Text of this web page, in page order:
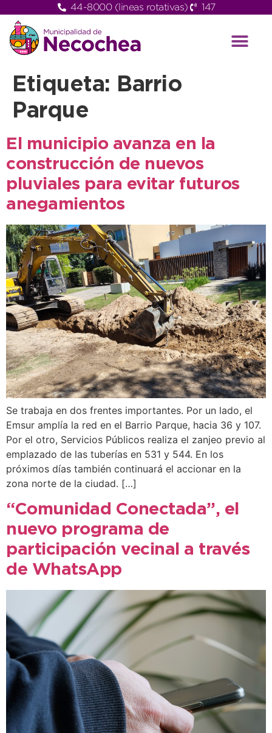
44-8000 (lineas rotativas) 147
Etiqueta:
Barrio
Parque
El municipio avanza en la
construcción de nuevos
pluviales para evitar futuros
anegamientos
Se trabaja en dos frentes importantes. Por un lado, el
Emsur amplía la red en el Barrio Parque, hacia 36 y 107.
Por el otro, Servicios Públicos realiza el zanjeo previo al
emplazado de las tuberías en 531 y 544. En los
próximos días también continuará el accionar en la
zona norte de la ciudad. […]
“Comunidad Conectada”, el
nuevo programa de
participación vecinal a través
de WhatsApp